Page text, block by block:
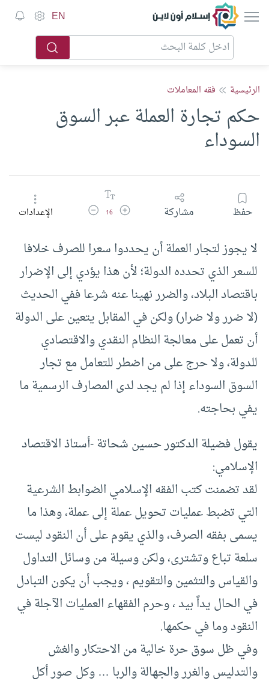
إسلام أون لاين EN
الرئيسية فقه المعاملات
حكم تجارة العملة عبر السوق
السوداء
حفظ مشاركة زيادة حجم الخط
16 تقليل حجم الخطالإعدادات
لا يجوز لتجار العملة أن يحددوا سعرا للصرف خلافا
للسعر الذي تحدده الدولة؛ لأن هذا يؤدي إلى الإضرار
باقتصاد البلاد، والضرر نهينا عنه شرعا ففي الحديث
(لا ضرر ولا ضرار) ولكن في المقابل يتعين على الدولة
أن تعمل على معالجة النظام النقدي والاقتصادي
للدولة، ولا حرج على من اضطر للتعامل مع تجار
السوق السوداء إذا لم يجد لدى المصارف الرسمية ما
يفي بحاجته.
يقول فضيلة الدكتور حسين شحاتة -أستاذ الاقتصاد
الإسلامي:
لقد تضمنت كتب الفقه الإسلامي الضوابط الشرعية
التي تضبط عمليات تحويل عملة إلى عملة، وهذا ما
يسمى بفقه الصرف، والذي يقوم على أن النقود ليست
سلعة تباع وتشترى، ولكن وسيلة من وسائل التداول
والقياس والتثمين والتقويم ، ويجب أن يكون التبادل
في الحال يداً بيد ، وحرم الفقهاء العمليات الآجلة في
النقود وما في حكمها.
وفي ظل سوق حرة خالية من الاحتكار والغش
والتدليس والغرر والجهالة والربا … وكل صور أكل